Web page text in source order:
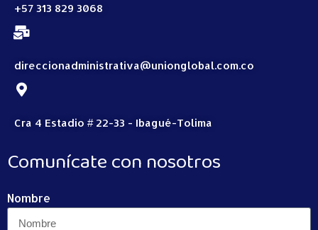
+57 313 829 3068
direccionadministrativa@unionglobal.com.co
Cra 4 Estadio # 22-33 - Ibagué-Tolima
Comunícate con nosotros
Nombre